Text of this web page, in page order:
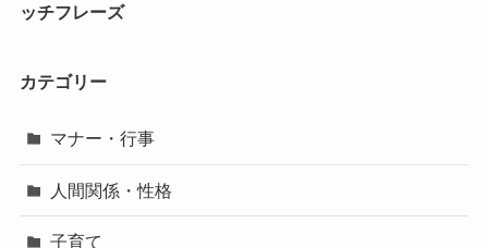
ッチフレーズ
カテゴリー
マナー・行事
人間関係・性格
子育て